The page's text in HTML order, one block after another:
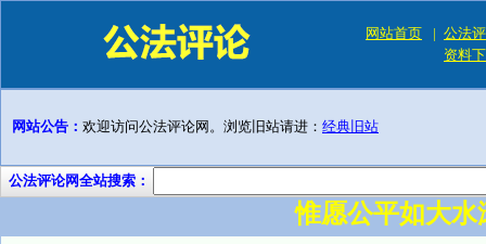
网站首页 | 公法
资料
网站公告： 欢迎访问公法评论网。浏览旧站请进： 经典旧站
公法评论网全站搜索：
惟愿公平如大